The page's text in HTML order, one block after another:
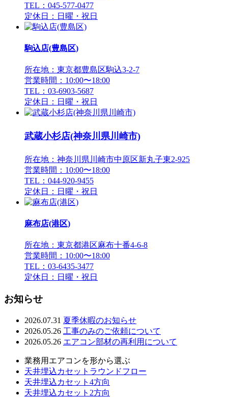
TEL：045-577-0477
定休日：日曜・祝日
駒込店(豊島区)
所在地：東京都豊島区駒込3-2-7
営業時間：10:00〜18:00
TEL：03-6903-5687
定休日：日曜・祝日
武蔵小杉店(神奈川県川崎市)
所在地：神奈川県川崎市中原区新丸子東2-925
営業時間：10:00〜18:00
TEL：044-920-9455
定休日：日曜・祝日
麻布店(港区)
所在地：東京都港区麻布十番4-6-8
営業時間：10:00〜18:00
TEL：03-6435-3477
定休日：日曜・祝日
お知らせ
2026.07.31 夏季休暇のお知らせ
2026.05.26 工事のみのご依頼について
2026.05.26 エアコン部材の再利用について
業務用エアコンを形から選ぶ
天井埋込カセットラウンドフロー
天井埋込カセット4方向
天井埋込カセット2方向